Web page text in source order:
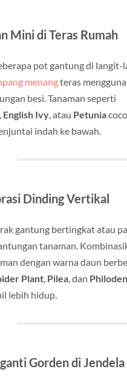
Mini di Teras Rumah
pot gantung di langit-
menangteras
besi. Tanaman seperti
English Ivy, atau Petunia
indah ke bawah.
Dinding Vertikal
gantung bertingkat atau
tanaman.
dengan warna daun
Plant, Pilea, dan
lebih hidup.
Gorden di Jendela